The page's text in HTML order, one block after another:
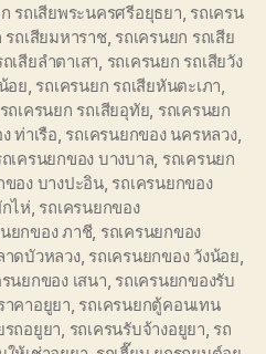
รถเสียพระนครศรีอยุธยา รถเครน
รถเสียมหาราช, รถเครนยก รถเสีย
เสียลำตาเสา รถเครนยก รถเสียวัง
อย รถเครนยก รถเสียหันตะเภา
รถเครนยก รถเสียอุทัย รถเครนยก
ท่าเรือ รถเครนยกของ นครหลวง,
ถเครนยกของ บางบาล รถเครนยก
ของ บางปะอิน, รถเครนยกของ
ไห่ รถเครนยกของ
นยกของ ภาชี, รถเครนยกของ
าดบัวหลวง, รถเครนยกของ วังน้อย
รนยกของ เสนา รถเครนยกของรับ
าคาอยูยา รถเครนยกตู้คอนเทน
รถอยูยา รถเครนรับจ้างอยูยา รถ